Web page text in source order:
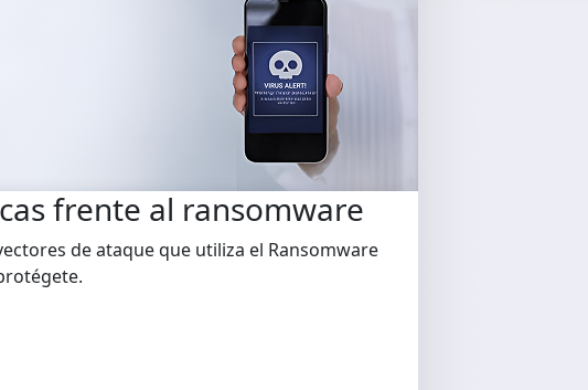
frente al ransomware
de ataque que utiliza el Ransomware